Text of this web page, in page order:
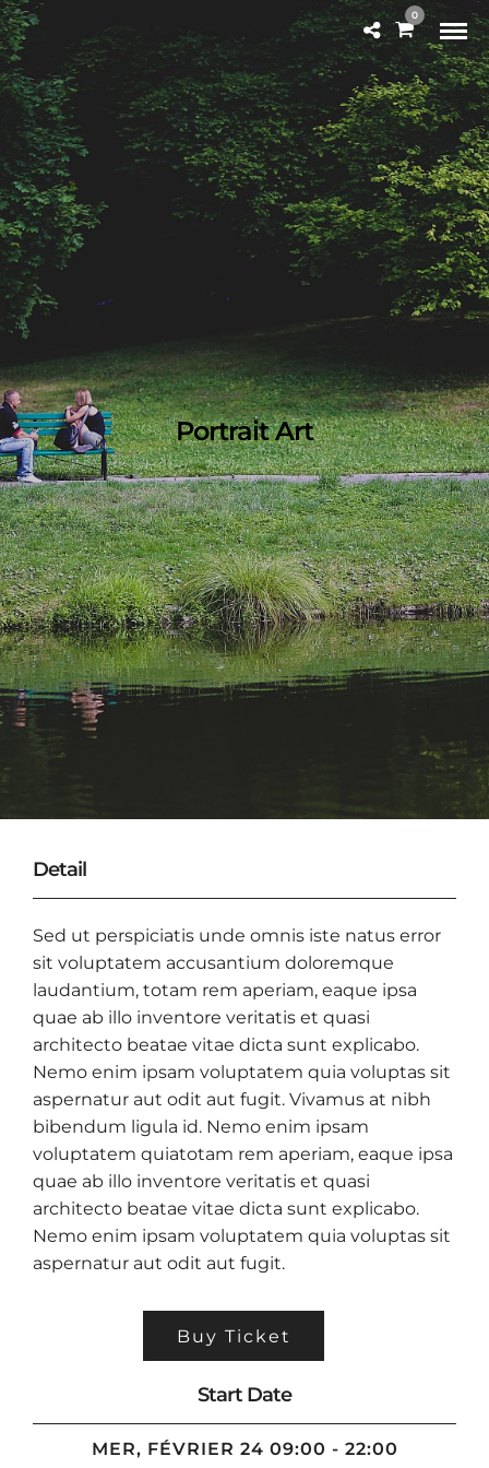
0
Portrait Art
Detail
Sed ut perspiciatis unde omnis iste natus error
sit voluptatem accusantium doloremque
laudantium, totam rem aperiam, eaque ipsa
quae ab illo inventore veritatis et quasi
architecto beatae vitae dicta sunt explicabo.
Nemo enim ipsam voluptatem quia voluptas sit
aspernatur aut odit aut fugit. Vivamus at nibh
bibendum ligula id. Nemo enim ipsam
voluptatem quiatotam rem aperiam, eaque ipsa
quae ab illo inventore veritatis et quasi
architecto beatae vitae dicta sunt explicabo.
Nemo enim ipsam voluptatem quia voluptas sit
aspernatur aut odit aut fugit.
Buy Ticket
Start Date
MER, FÉVRIER 24 09:00 - 22:00